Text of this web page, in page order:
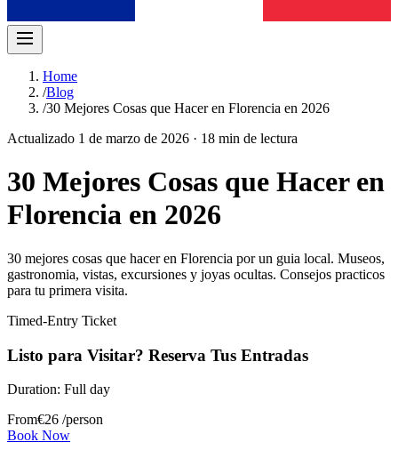
Home
/Blog
/30 Mejores Cosas que Hacer en Florencia en 2026
Actualizado 1 de marzo de 2026 · 18 min de lectura
30 Mejores Cosas que Hacer en
Florencia en 2026
30 mejores cosas que hacer en Florencia por un guia local. Museos,
gastronomia, vistas, excursiones y joyas ocultas. Consejos practicos
para tu primera visita.
Timed-Entry Ticket
Listo para Visitar? Reserva Tus Entradas
Duration: Full day
From€26 /person
Book Now